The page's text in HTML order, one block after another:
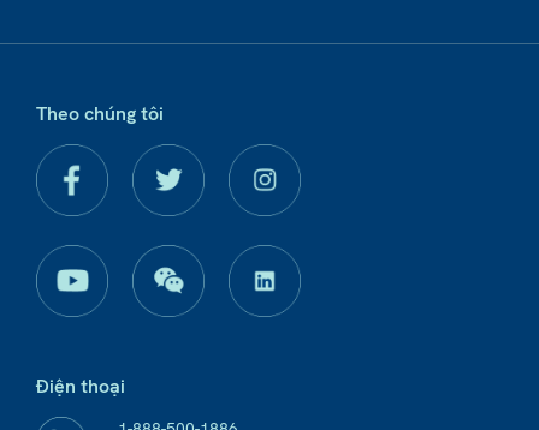
Theo chúng tôi
Điện thoại